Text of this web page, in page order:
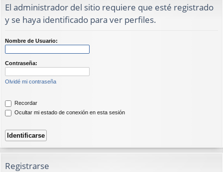
pi
do
El administrador del sitio requiere que esté registrado
y se haya identificado para ver perfiles.
Nombre de Usuario:
Contraseña:
Olvidé mi contraseña
Recordar
Ocultar mi estado de conexión en esta sesión
Registrarse